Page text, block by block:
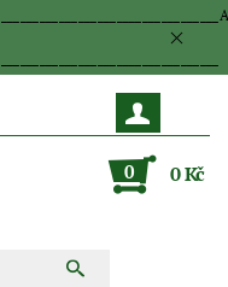
0 0 Kč